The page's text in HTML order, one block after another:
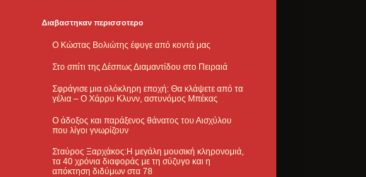
Διαβαστηκαν περισσοτερο
Ο Κώστας Βολιώτης έφυγε από κοντά μας
Στο σπίτι της Δέσπως Διαμαντίδου στο Πειραιά
Σφράγισε μια ολόκληρη εποχή: Θα κλάψετε από τα
γέλια – Ο Χάρρυ Κλυνν, αστυνόμος Μπέκας
Ο άδοξος και παράξενος θάνατος του Αισχύλου
που λίγοι γνωρίζουν
Σταύρος Ξαρχάκος:Η μεγάλη μουσική κληρονομιά,
τα 40 χρόνια διαφοράς με τη σύζυγο και η
απόκτηση διδύμων στα 78